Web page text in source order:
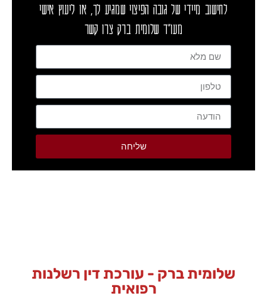
לחישוב מיידי של גובה הפיצוי שמגיע לך, או ליעוץ אישי
מעו"ד שלומית ברק צרו קשר
שליחה
שלומית ברק - עורכת דין רשלנות
רפואית